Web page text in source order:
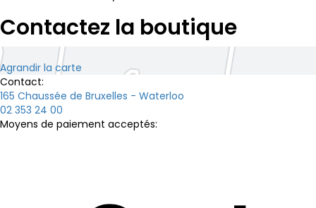
Contactez la boutique
Agrandir la carte
Contact:
165 Chaussée de Bruxelles - Waterloo
02 353 24 00
Moyens de paiement acceptés: